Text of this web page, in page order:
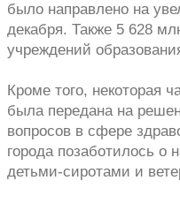
было направлено на
декабря. Также 5 628
учреждений
Кроме того, некоторая
была передана на
вопросов в сфере
города позаботилось о
детьми-сиротами и